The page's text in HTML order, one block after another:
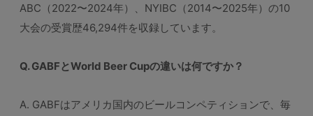
ABC（2022〜2024年）、NYIBC（2014〜2025年）の10
大会の受賞歴46,294件を収録しています。
Q. GABFとWorld Beer Cupの違いは何ですか？
A. GABFはアメリカ国内のビールコンペティションで、毎